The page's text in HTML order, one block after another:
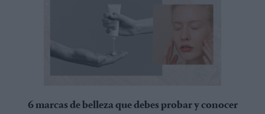
6 marcas de belleza que debes probar y conocer